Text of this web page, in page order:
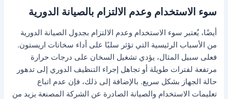
سوء الاستخدام وعدم الالتزام بالصيانة الدورية
أيضًا، يُعتبر سوء الاستخدام وعدم الالتزام بجدول الصيانة الدورية
من الأسباب الرئيسية التي تؤثر سلبًا على أداء سخانات اريستون.
فعلى سبيل المثال، يؤدي تشغيل السخان على درجات حرارة
مرتفعة لفترات طويلة أو تجاهل إجراء التنظيف الدوري إلى تدهور
حالة الجهاز بشكل سريع. بالإضافة إلى ذلك، فإن عدم اتباع
تعليمات الاستخدام والصيانة الصادرة عن الشركة المصنعة يزيد من